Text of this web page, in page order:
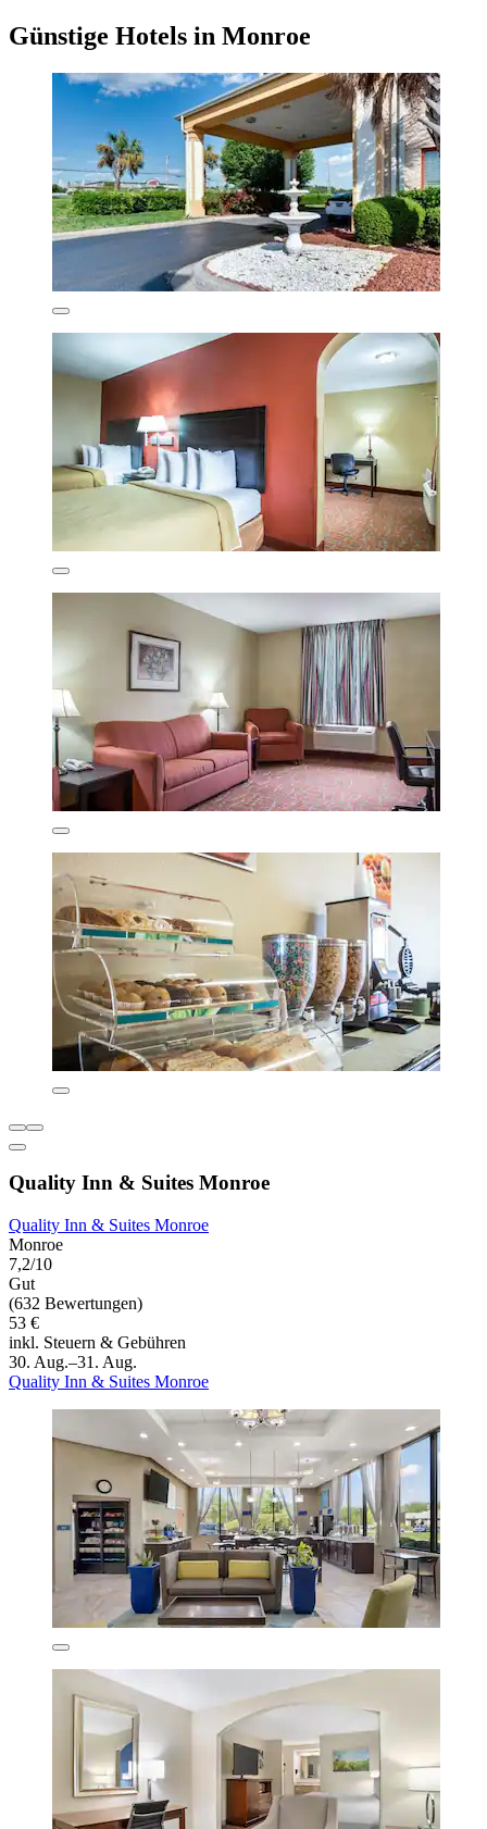
Günstige Hotels in Monroe
Quality Inn & Suites Monroe
Quality Inn & Suites Monroe
Monroe
7,2/10
Gut
(632 Bewertungen)
53 €
inkl. Steuern & Gebühren
30. Aug.–31. Aug.
Quality Inn & Suites Monroe